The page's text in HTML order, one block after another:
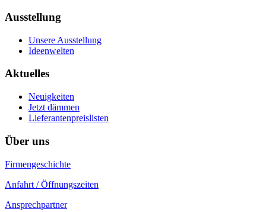
Ausstellung
Unsere Ausstellung
Ideenwelten
Aktuelles
Neuigkeiten
Jetzt dämmen
Lieferantenpreislisten
Über uns
Firmengeschichte
Anfahrt / Öffnungszeiten
Ansprechpartner